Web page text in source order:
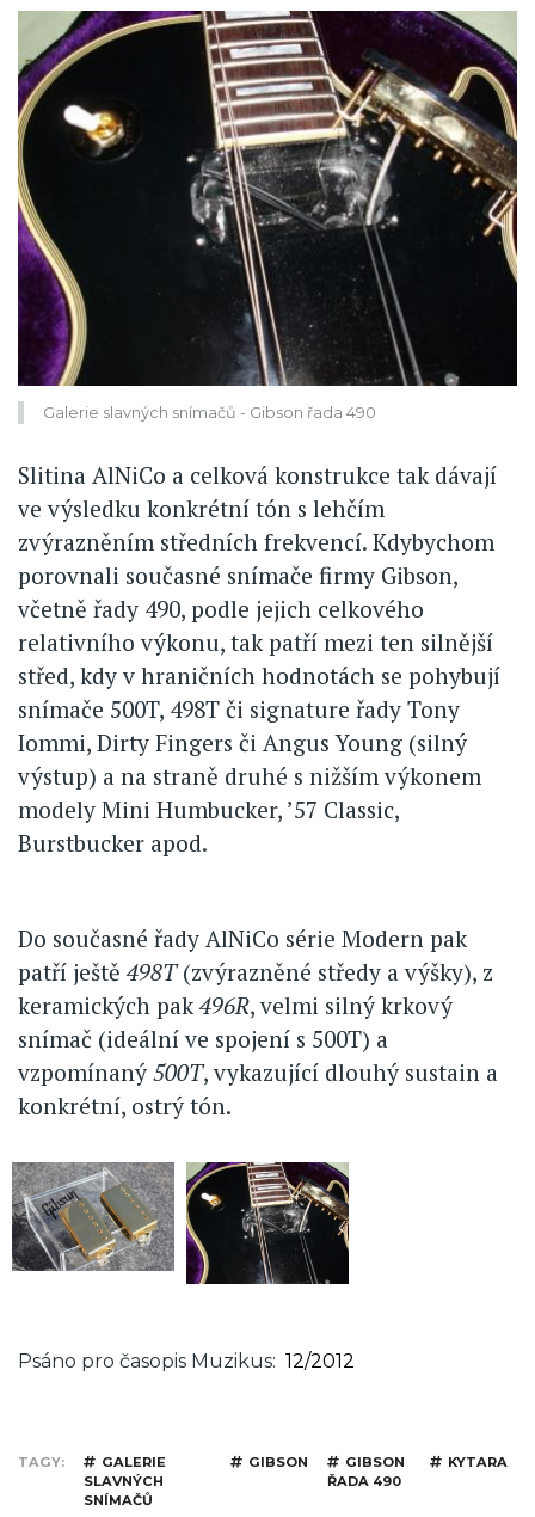
Galerie slavných snímačů - Gibson řada 490
Slitina AlNiCo a celková konstrukce tak dávají
ve výsledku konkrétní tón s lehčím
zvýrazněním středních frekvencí. Kdybychom
porovnali současné snímače firmy Gibson,
včetně řady 490, podle jejich celkového
relativního výkonu, tak patří mezi ten silnější
střed, kdy v hraničních hodnotách se pohybují
snímače 500T, 498T či signature řady Tony
Iommi, Dirty Fingers či Angus Young (silný
výstup) a na straně druhé s nižším výkonem
modely Mini Humbucker, ’57 Classic,
Burstbucker apod.
Do současné řady AlNiCo série Modern pak
patří ještě498T(zvýrazněné středy a výšky), z
keramických pak496R, velmi silný krkový
snímač (ideální ve spojení s 500T) a
vzpomínaný 500T, vykazující dlouhý sustain a
konkrétní, ostrý tón.
Psáno pro časopis Muzikus 12/2012
TAGY
GALERIE
SLAVNÝCH
SNÍMAČŮ
GIBSON
GIBSON
ŘADA 490
KYTARA